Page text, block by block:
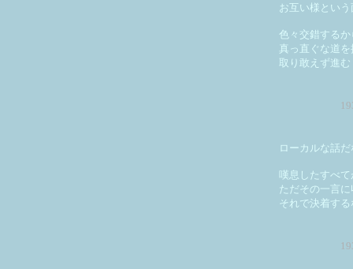
お互い様という
色々交錯するか
真っ直ぐな道
取り敢えず進む
ローカルな話だ
嘆息したすべて
ただその一言
それで決着す